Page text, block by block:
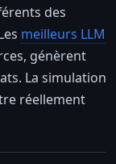
des
meilleurs LLM
génèrent
La simulation
réellement